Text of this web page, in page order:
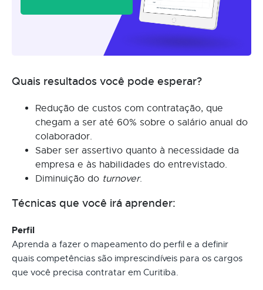
Quais resultados você pode esperar?
Redução de custos com contratação, que
chegam a ser até 60% sobre o salário anual do
colaborador.
Saber ser assertivo quanto à necessidade da
empresa e às habilidades do entrevistado.
Diminuição do turnover.
Técnicas que você irá aprender:
Perfil
Aprenda a fazer o mapeamento do perfil e a definir
quais competências são imprescindíveis para os cargos
que você precisa contratar em Curitiba.